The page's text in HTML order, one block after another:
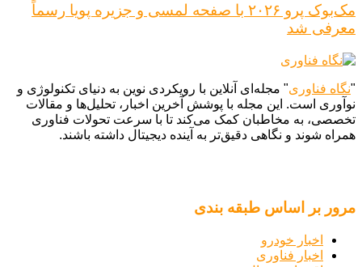
مک‌بوک پرو ۲۰۲۶ با صفحه لمسی و جزیره پویا رسماً
معرفی شد
"نگاه فناوری" مجله‌ای آنلاین با رویکردی نوین به دنیای تکنولوژی و
نوآوری است. این مجله با پوشش آخرین اخبار، تحلیل‌ها و مقالات
تخصصی، به مخاطبان کمک می‌کند تا با سرعت تحولات فناوری
همراه شوند و نگاهی دقیق‌تر به آینده دیجیتال داشته باشند.
مرور بر اساس طبقه بندی
اخبار خودرو
اخبار فناوری